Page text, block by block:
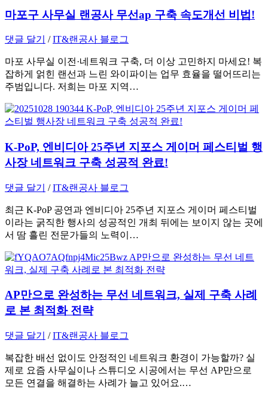
마포구 사무실 랜공사 무선ap 구축 속도개선 비법!
댓글 달기 /IT&랜공사 블로그
마포 사무실 이전·네트워크 구축, 더 이상 고민하지 마세요! 복
잡하게 얽힌 랜선과 느린 와이파이는 업무 효율을 떨어뜨리는
주범입니다. 저희는 마포 지역…
K-PoP, 엔비디아 25주년 지포스 게이머 페스티벌 행
사장 네트워크 구축 성공적 완료!
댓글 달기 /IT&랜공사 블로그
최근 K-PoP 공연과 엔비디아 25주년 지포스 게이머 페스티벌
이라는 굵직한 행사의 성공적인 개최 뒤에는 보이지 않는 곳에
서 땀 흘린 전문가들의 노력이…
AP만으로 완성하는 무선 네트워크, 실제 구축 사례
로 본 최적화 전략
댓글 달기 /IT&랜공사 블로그
복잡한 배선 없이도 안정적인 네트워크 환경이 가능할까? 실
제로 요즘 사무실이나 스튜디오 시공에서는 무선 AP만으로
모든 연결을 해결하는 사례가 늘고 있어요.…